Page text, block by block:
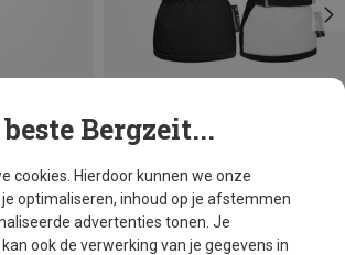
Reusch
€ 39,95
6 6.5 7
8.5
Bergzeit...
cookies. Hierdoor kunnen we onze
optimaliseren, inhoud op je afstemmen
advertenties tonen. Je
ook de verwerking van je gegevens in